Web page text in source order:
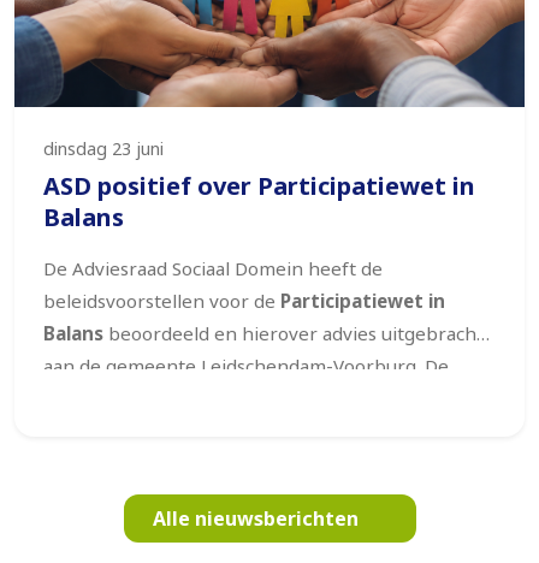
dinsdag 23 juni
ASD positief over Participatiewet in
Balans
De Adviesraad Sociaal Domein heeft de
beleidsvoorstellen voor de Participatiewet in
Balans beoordeeld en hierover advies uitgebracht
aan de gemeente Leidschendam-Voorburg. De
participatie– sluiten goed aan bij de visie van de
Adviesraad.
Alle nieuwsberichten